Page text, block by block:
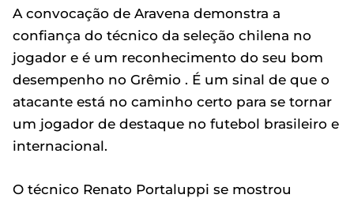
A convocação de Aravena demonstra a
confiança do técnico da seleção chilena no
jogador e é um reconhecimento do seu bom
desempenho no Grêmio . É um sinal de que o
atacante está no caminho certo para se tornar
um jogador de destaque no futebol brasileiro e
internacional.
O técnico Renato Portaluppi se mostrou